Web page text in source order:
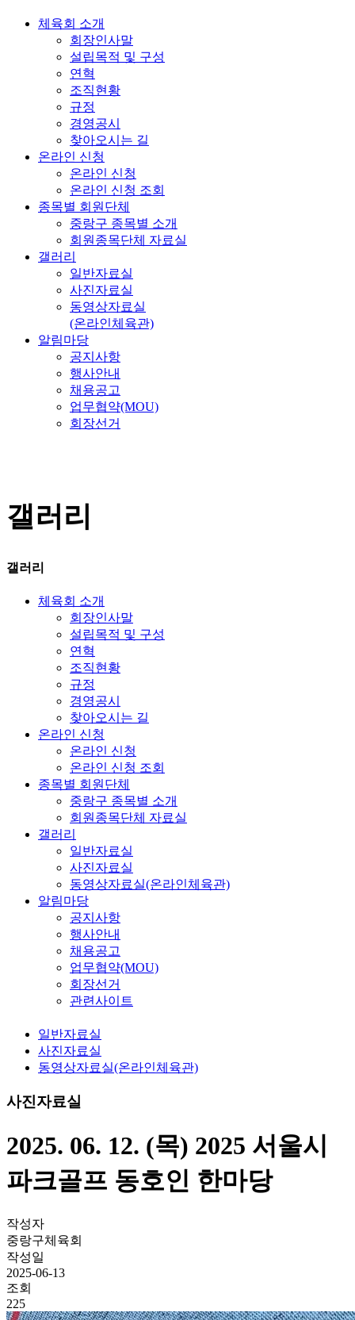
체육회 소개
회장인사말
설립목적 및 구성
연혁
조직현황
규정
경영공시
찾아오시는 길
온라인 신청
온라인 신청
온라인 신청 조회
종목별 회원단체
중랑구 종목별 소개
회원종목단체 자료실
갤러리
일반자료실
사진자료실
동영상자료실
(온라인체육관)
알림마당
공지사항
행사안내
채용공고
업무협약(MOU)
회장선거
갤러리
갤러리
체육회 소개
회장인사말
설립목적 및 구성
연혁
조직현황
규정
경영공시
찾아오시는 길
온라인 신청
온라인 신청
온라인 신청 조회
종목별 회원단체
중랑구 종목별 소개
회원종목단체 자료실
갤러리
일반자료실
사진자료실
동영상자료실(온라인체육관)
알림마당
공지사항
행사안내
채용공고
업무협약(MOU)
회장선거
관련사이트
일반자료실
사진자료실
동영상자료실(온라인체육관)
사진자료실
2025. 06. 12. (목) 2025 서울시
파크골프 동호인 한마당
작성자
중랑구체육회
작성일
2025-06-13
조회
225